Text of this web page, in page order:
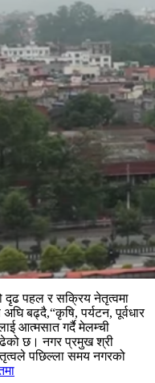
दृढ पहल र सक्रिय नेतृत्वमा
अघि बढ्दै,“कृषि, पर्यटन, पूर्वधार
आत्मसात गर्दै मेलम्ची
छ। नगर प्रमुख श्री
पछिल्ला समय नगरको